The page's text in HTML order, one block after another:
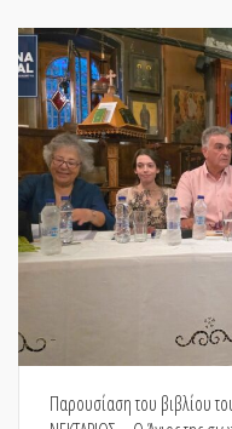
Παρουσίαση του βιβλίου